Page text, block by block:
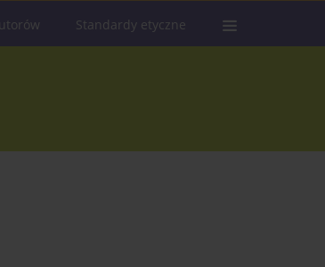
Standardy etyczne